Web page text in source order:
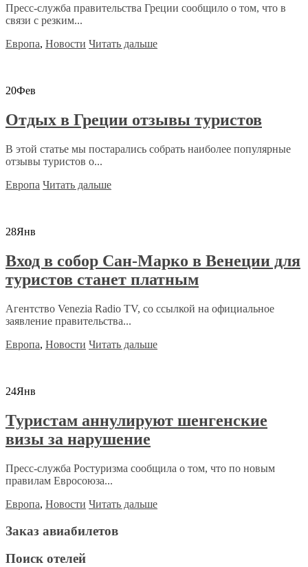
Пресс-служба правительства Греции сообщило о том, что в
связи с резким...
Европа, Новости Читать дальше
20Фев
Отдых в Греции отзывы туристов
В этой статье мы постарались собрать наиболее популярные
отзывы туристов о...
Европа Читать дальше
28Янв
Вход в собор Сан-Марко в Венеции для
туристов станет платным
Агентство Venezia Radio TV, со ссылкой на официальное
заявление правительства...
Европа, Новости Читать дальше
24Янв
Туристам аннулируют шенгенские
визы за нарушение
Пресс-служба Ростуризма сообщила о том, что по новым
правилам Евросоюза...
Европа, Новости Читать дальше
Заказ авиабилетов
Поиск отелей